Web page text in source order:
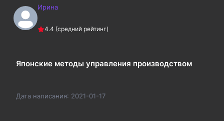
500 ₽Ирина
4.4 (средний рейтинг)
Японские методы управления производством
Дата написания: 2021-01-17